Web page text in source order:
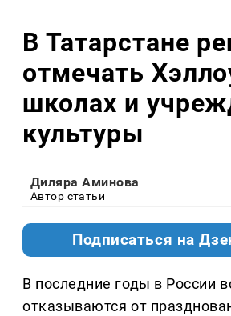
В Татарстане
отмечать
школах и
культуры
Диляра Аминова
Автор статьи
Подписаться на
В последние годы в России
отказываются от